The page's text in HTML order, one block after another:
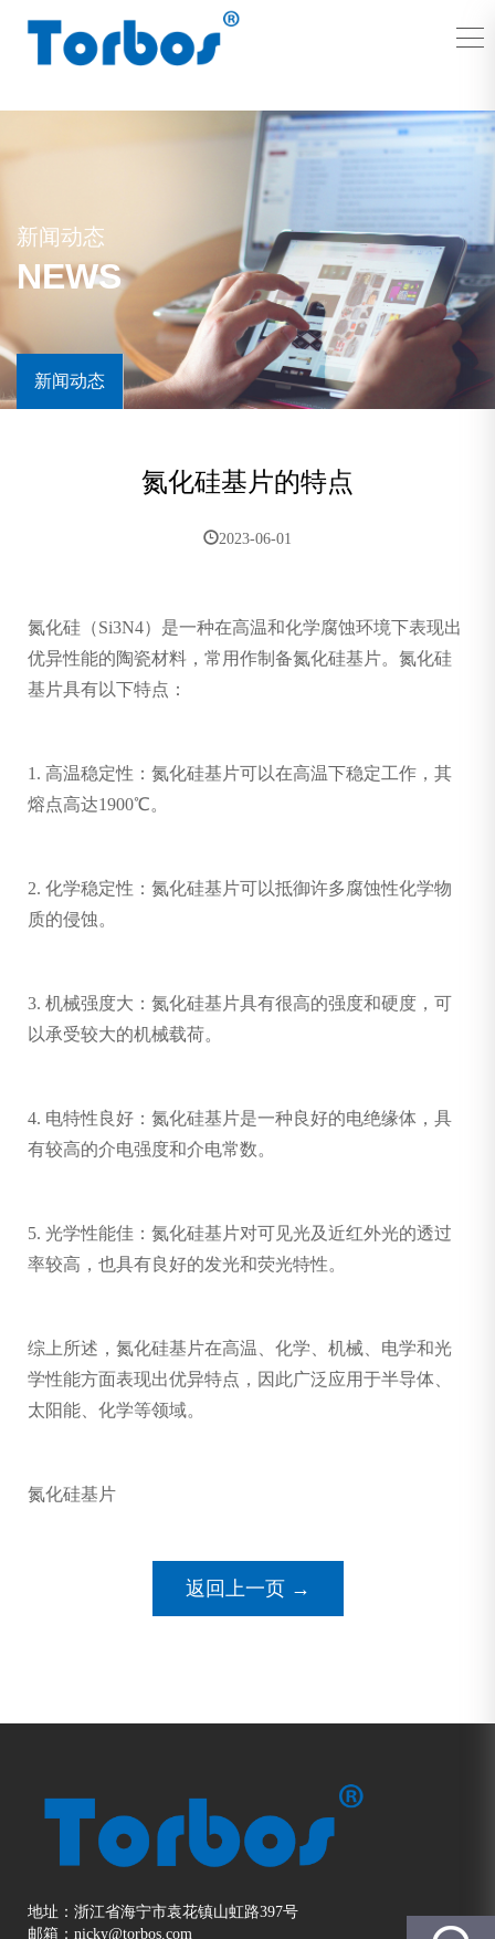
新闻动态
NEWS
新闻动态
氮化硅基片的特点
2023-06-01
氮化硅（Si3N4）是一种在高温和化学腐蚀环境下表现出
优异性能的陶瓷材料，常用作制备氮化硅基片。氮化硅
基片具有以下特点：
1. 高温稳定性：氮化硅基片可以在高温下稳定工作，其
熔点高达1900℃。
2. 化学稳定性：氮化硅基片可以抵御许多腐蚀性化学物
质的侵蚀。
3. 机械强度大：氮化硅基片具有很高的强度和硬度，可
以承受较大的机械载荷。
4. 电特性良好：氮化硅基片是一种良好的电绝缘体，具
有较高的介电强度和介电常数。
5. 光学性能佳：氮化硅基片对可见光及近红外光的透过
率较高，也具有良好的发光和荧光特性。
综上所述，氮化硅基片在高温、化学、机械、电学和光
学性能方面表现出优异特点，因此广泛应用于半导体、
太阳能、化学等领域。
氮化硅基片
返回上一页 →
地址：浙江省海宁市袁花镇山虹路397号
邮箱：nicky@torbos.com